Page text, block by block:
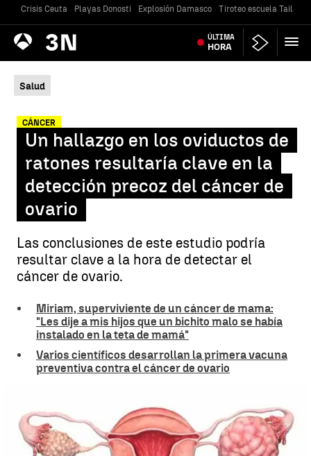
Crisis Ceuta Playas Donosti Explosión Damasco Tiroteo escuela
Antena
3 Noticias ÚLTIMA
HORA
Salud
CÁNCER
Un hallazgo en los oviductos de
ratones resultaría clave en la
detección precoz del cáncer de
ovario
Las conclusiones de este estudio podría
resultar clave a la hora de detectar el
cáncer de ovario.
Miriam, superviviente de un cáncer de mama:
"Les dije a mis hijos que un bichito malo se había
instalado en la teta de mamá"
Varios científicos desarrollan la primera vacuna
preventiva contra el cáncer de ovario